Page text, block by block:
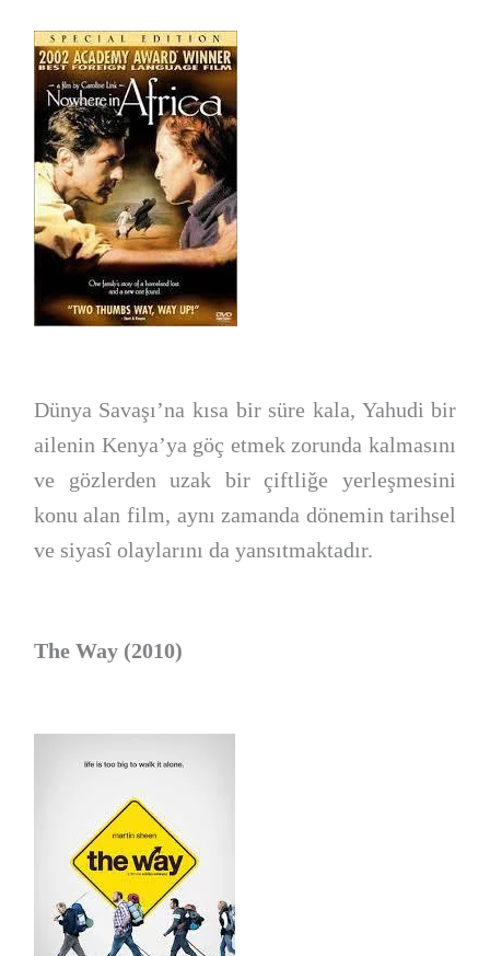
Dünya Savaşı’na kısa bir süre kala, Yahudi bir
ailenin Kenya’ya göç etmek zorunda kalmasını
ve gözlerden uzak bir çiftliğe yerleşmesini
konu alan film, aynı zamanda dönemin tarihsel
ve siyasî olaylarını da yansıtmaktadır.
The Way (2010)